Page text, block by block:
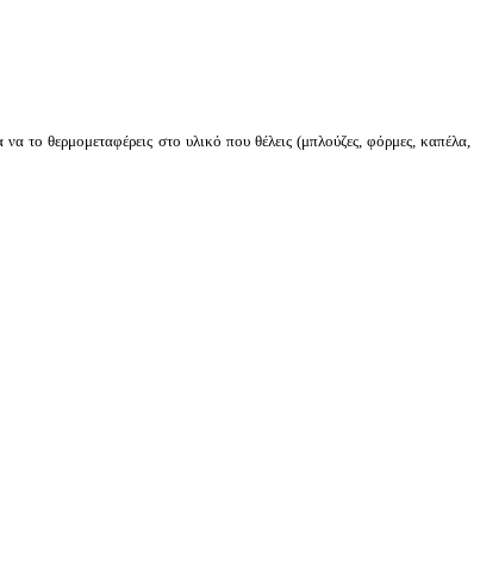
το θερμομεταφέρεις στο υλικό που θέλεις (μπλούζες, φόρμες, καπέλα,